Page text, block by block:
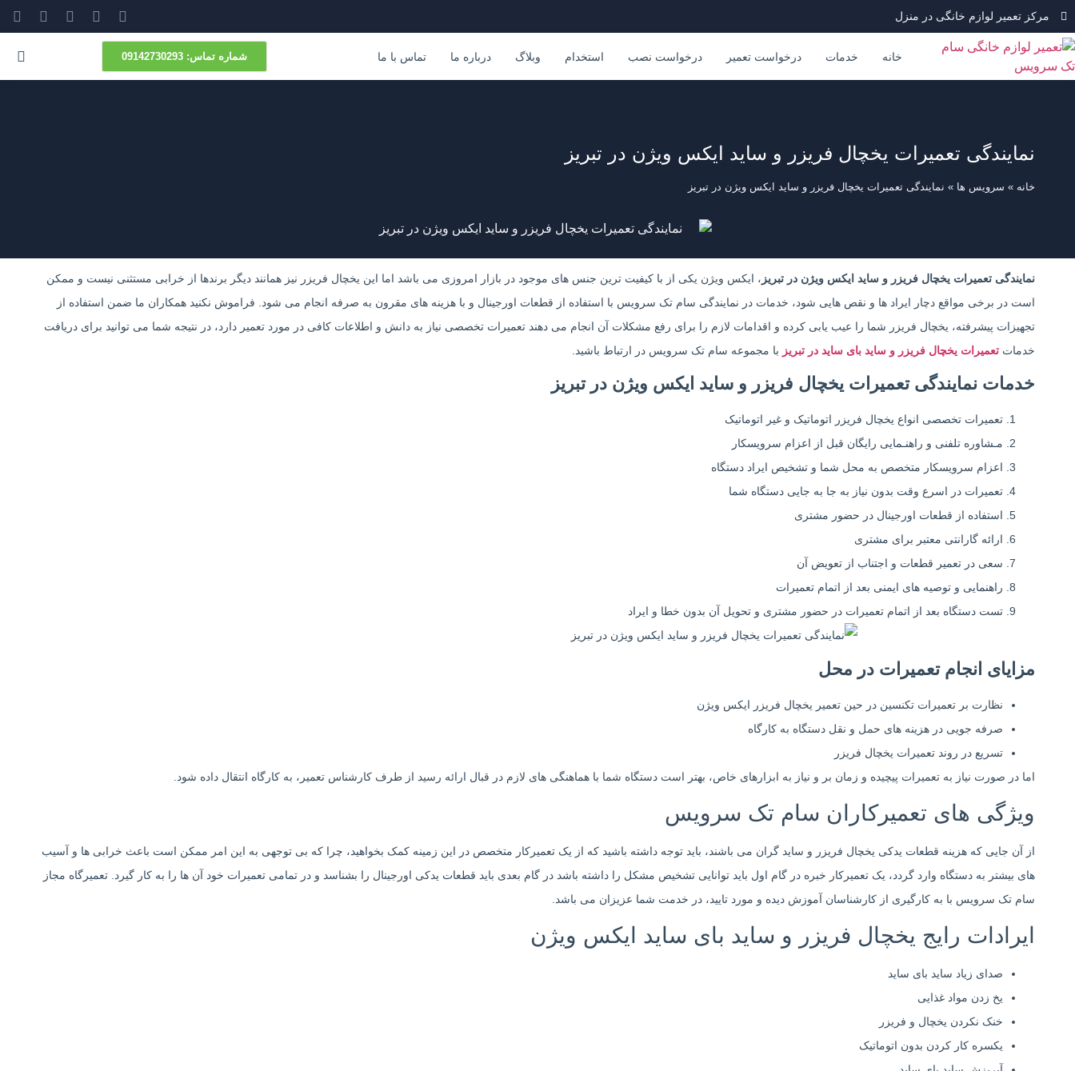
مرکز تعمیر لوازم خانگی در منزل
خانه خدمات درخواست تعمیر درخواست نصب استخدام وبلاگ درباره ما تماس با ما شماره‌ تماس: 09142730293
نمایندگی تعمیرات یخچال فریزر و ساید ایکس ویژن در تبریز
خانه » سرویس ها » نمایندگی تعمیرات یخچال فریزر و ساید ایکس ویژن در تبریز
نمایندگی تعمیرات یخچال فریزر و ساید ایکس ویژن در تبریز ، ایکس ویژن یکی از با کیفیت ترین جنس های موجود در بازار امروزی می باشد اما این یخچال فریزر نیز همانند دیگر برندها از خرابی مستثنی نیست و ممکن
است در برخی مواقع دچار ایراد ها و نقص هایی شود، خدمات در نمایندگی سام تک سرویس با استفاده از قطعات اورجینال و با هزینه های مقرون به صرفه انجام می شود. فراموش نکنید همکاران ما ضمن استفاده از
تجهیزات پیشرفته، یخچال فریزر شما را عیب یابی کرده و اقدامات لازم را برای رفع مشکلات آن انجام می دهند تعمیرات تخصصی نیاز به دانش و اطلاعات کافی در مورد تعمیر دارد، در نتیجه شما می توانید برای دریافت
خدمات تعمیرات یخچال فریزر و ساید بای ساید در تبریز با مجموعه سام تک سرویس در ارتباط باشید.
خدمات نمایندگی تعمیرات یخچال فریزر و ساید ایکس ویژن در تبریز
تعمیرات تخصصی انواع یخچال فریزر اتوماتیک و غیر اتوماتیک
مـشاوره تلفنی و راهنـمایی رایگان قبل از اعزام سرویسکار
اعزام سرویسکار متخصص به محل شما و تشخیص ایراد دستگاه
تعمیرات در اسرع وقت بدون نیاز به جا به جایی دستگاه شما
استفاده از قطعات اورجینال در حضور مشتری
ارائه گارانتی معتبر برای مشتری
سعی در تعمیر قطعات و اجتناب از تعویض آن
راهنمایی و توصیه های ایمنی بعد از اتمام تعمیرات
تست دستگاه بعد از اتمام تعمیرات در حضور مشتری و تحویل آن بدون خطا و ایراد
مزایای انجام تعمیرات در محل
نظارت بر تعمیرات تکنسین در حین تعمیر یخچال فریزر ایکس ویژن
صرفه جویی در هزینه های حمل و نقل دستگاه به کارگاه
تسریع در روند تعمیرات یخچال فریزر
اما در صورت نیاز به تعمیرات پیچیده و زمان بر و نیاز به ابزارهای خاص، بهتر است دستگاه شما با هماهنگی های لازم در قبال ارائه رسید از طرف کارشناس تعمیر، به کارگاه انتقال داده شود.
ویژگی های تعمیرکاران سام تک سرویس
از آن جایی که هزینه قطعات یدکی یخچال فریزر و ساید گران می باشند، باید توجه داشته باشید که از یک تعمیرکار متخصص در این زمینه کمک بخواهید، چرا که بی توجهی به این امر ممکن است باعث خرابی ها و آسیب
های بیشتر به دستگاه وارد گردد، یک تعمیرکار خبره در گام اول باید توانایی تشخیص مشکل را داشته باشد در گام بعدی باید قطعات یدکی اورجینال را بشناسد و در تمامی تعمیرات خود آن ها را به کار گیرد. تعمیرگاه مجاز
سام تک سرویس با به کارگیری از کارشناسان آموزش دیده و مورد تایید، در خدمت شما عزیزان می باشد.
ایرادات رایج یخچال فریزر و ساید بای ساید ایکس ویژن
صدای زیاد ساید بای ساید
یخ زدن مواد غذایی
خنک نکردن یخچال و فریزر
یکسره کار کردن بدون اتوماتیک